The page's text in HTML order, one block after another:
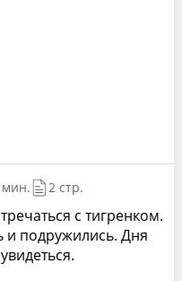
2 стр.
с тигренком.
и подружились. Дня